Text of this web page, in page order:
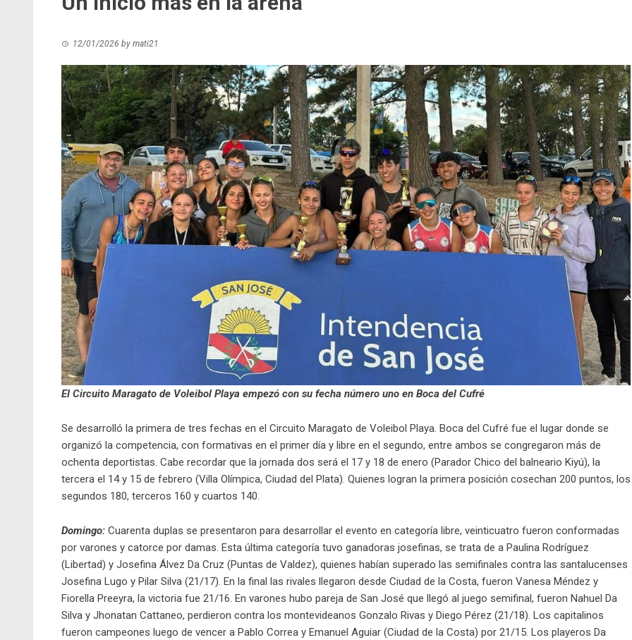
12/01/2026 by mati21
El Circuito Maragato de Voleibol Playa empezó con su fecha número uno en Boca del Cufré
Se desarrolló la primera de tres fechas en el Circuito Maragato de Voleibol Playa. Boca del Cufré fue el lugar donde se
organizó la competencia, con formativas en el primer día y libre en el segundo, entre ambos se congregaron más de
ochenta deportistas. Cabe recordar que la jornada dos será el 17 y 18 de enero (Parador Chico del balneario Kiyú), la
tercera el 14 y 15 de febrero (Villa Olímpica, Ciudad del Plata). Quienes logran la primera posición cosechan 200 puntos, los
segundos 180, terceros 160 y cuartos 140.
Domingo: Cuarenta duplas se presentaron para desarrollar el evento en categoría libre, veinticuatro fueron conformadas
por varones y catorce por damas. Esta última categoría tuvo ganadoras josefinas, se trata de a Paulina Rodríguez
(Libertad) y Josefina Álvez Da Cruz (Puntas de Valdez), quienes habían superado las semifinales contra las santalucenses
Josefina Lugo y Pilar Silva (21/17). En la final las rivales llegaron desde Ciudad de la Costa, fueron Vanesa Méndez y
Fiorella Preeyra, la victoria fue 21/16. En varones hubo pareja de San José que llegó al juego semifinal, fueron Nahuel Da
Silva y Jhonatan Cattaneo, perdieron contra los montevideanos Gonzalo Rivas y Diego Pérez (21/18). Los capitalinos
fueron campeones luego de vencer a Pablo Correa y Emanuel Aguiar (Ciudad de la Costa) por 21/15. Los playeros Da